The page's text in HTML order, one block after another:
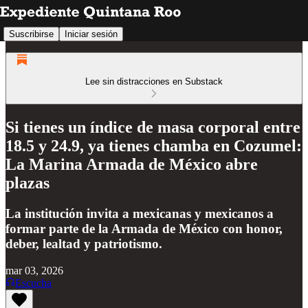
Suscribirse Iniciar sesión
Lee sin distracciones en Substack
Si tienes un índice de masa corporal entre
18.5 y 24.9, ya tienes chamba en Cozumel:
La Marina Armada de México abre
plazas
La institución invita a mexicanas y mexicanos a
formar parte de la Armada de México con honor,
deber, lealtad y patriotismo.
mar 03, 2026
Escucha